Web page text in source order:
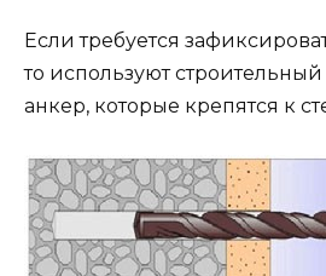
Если требуется
то используют
анкер, которые крепятся к